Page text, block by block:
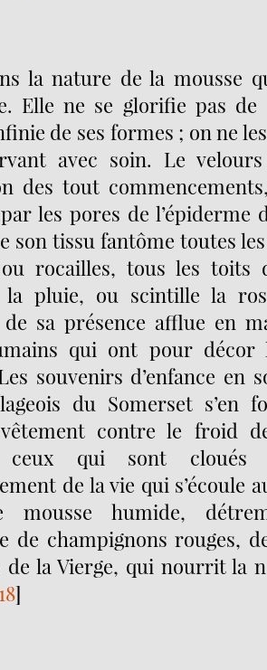
la nature de la mousse
Elle ne se glorifie pas de
de ses formes ; on ne
avec soin. Le
des tout
les pores de l’épiderme
son tissu fantôme toutes
rocailles, tous les toits
la pluie, ou scintille la
sa présence afflue en
qui ont pour décor
souvenirs d’enfance en
du Somerset s’en
contre le froid
ceux qui sont
de la vie qui s’écoule
mousse humide,
de champignons rouges,
la Vierge, qui nourrit la
18]